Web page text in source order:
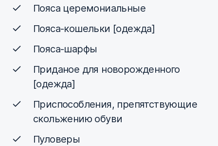
Пояса церемониальные
Пояса-кошельки [одежда]
Пояса-шарфы
Приданое для новорожденного
[одежда]
Приспособления, препятствующие
скольжению обуви
Пуловеры